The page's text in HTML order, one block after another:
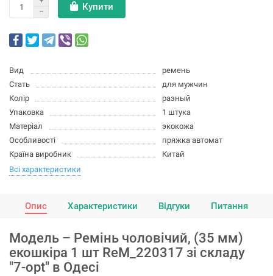
Купити
Вид
ремень
Стать
для мужчин
Колір
разный
Упаковка
1 штука
Матеріал
экокожа
Особливості
пряжка автомат
Країна виробник
Китай
Всі характеристики
Опис Характеристики Відгуки Питання
Модель – Ремінь чоловічий, (35 мм)
екошкіра 1 шт ReM_220317 зі складу
"7-opt" в Одесі